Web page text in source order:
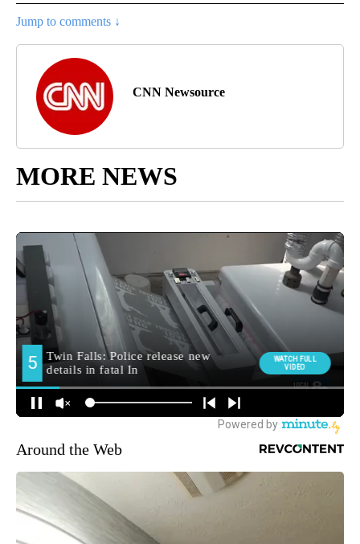
Jump to comments ↓
CNN Newsource
MORE NEWS
Around the Web